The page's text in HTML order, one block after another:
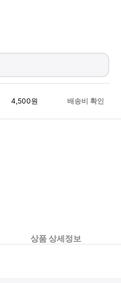
4,500원 배송비 확인
상품 상세정보